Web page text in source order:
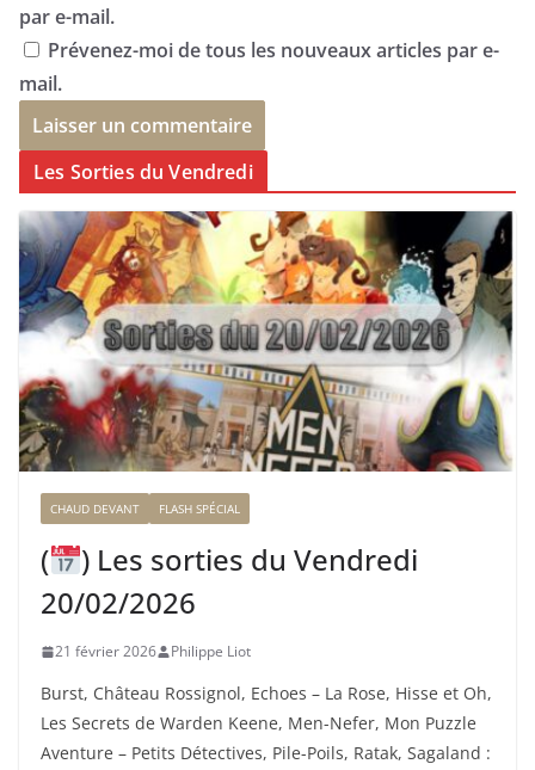
par e-mail.
Prévenez-moi de tous les nouveaux articles par e-
mail.
Les Sorties du Vendredi
CHAUD DEVANT FLASH SPÉCIAL
(
) Les sorties du Vendredi
20/02/2026
21 février 2026 Philippe Liot
Burst, Château Rossignol, Echoes – La Rose, Hisse et Oh,
Les Secrets de Warden Keene, Men-Nefer, Mon Puzzle
Aventure – Petits Détectives, Pile-Poils, Ratak, Sagaland :